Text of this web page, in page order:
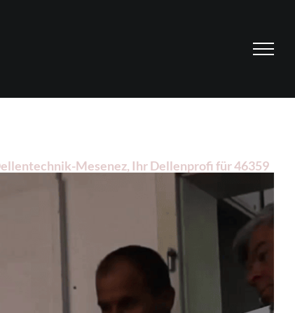
Mesenez, Ihr Dellenprofi für 46359
Webseite ✉.